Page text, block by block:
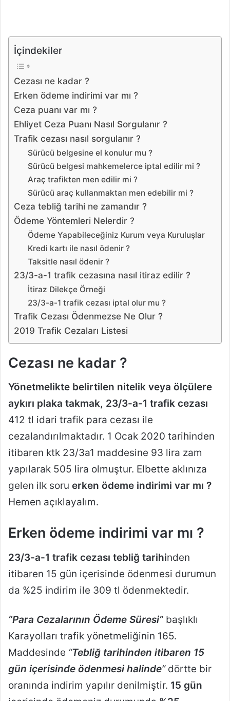
İçindekiler
Cezası ne kadar ?
Erken ödeme indirimi var mı ?
Ceza puanı var mı ?
Ehliyet Ceza Puanı Nasıl Sorgulanır ?
Trafik cezası nasıl sorgulanır ?
Sürücü belgesine el konulur mu ?
Sürücü belgesi mahkemelerce iptal edilir mi ?
Araç trafikten men edilir mi ?
Sürücü araç kullanmaktan men edebilir mi ?
Ceza tebliğ tarihi ne zamandır ?
Ödeme Yöntemleri Nelerdir ?
Ödeme Yapabileceğiniz Kurum veya Kuruluşlar
Kredi kartı ile nasıl ödenir ?
Taksitle nasıl ödenir ?
23/3-a-1 trafik cezasına nasıl itiraz edilir ?
İtiraz Dilekçe Örneği
23/3-a-1 trafik cezası iptal olur mu ?
Trafik Cezası Ödenmezse Ne Olur ?
2019 Trafik Cezaları Listesi
Cezası ne kadar ?
Yönetmelikte belirtilen nitelik veya ölçülere
aykırı plaka takmak, 23/3-a-1 trafik cezası
412 tl idari trafik para cezası ile
cezalandırılmaktadır. 1 Ocak 2020 tarihinden
itibaren ktk 23/3a1 maddesine 93 lira zam
yapılarak 505 lira olmuştur. Elbette aklınıza
gelen ilk soru erken ödeme indirimi var mı ?
Hemen açıklayalım.
Erken ödeme indirimi var mı ?
23/3-a-1 trafik cezası tebliğ tarihinden
itibaren 15 gün içerisinde ödenmesi durumun
da %25 indirim ile 309 tl ödenmektedir.
“Para Cezalarının Ödeme Süresi” başlıklı
Karayolları trafik yönetmeliğinin 165.
Maddesinde “Tebliğ tarihinden itibaren 15
gün içerisinde ödenmesi halinde” dörtte bir
oranında indirim yapılır denilmiştir. 15 gün